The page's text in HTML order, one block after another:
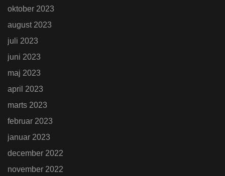
oktober 2023
august 2023
juli 2023
juni 2023
maj 2023
april 2023
marts 2023
februar 2023
januar 2023
december 2022
november 2022